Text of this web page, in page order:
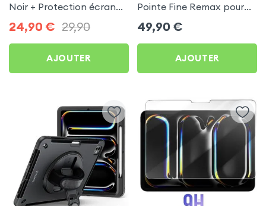
Noir + Protection écran
pour Apple iPad Pro 11'
2024
24,90 € 29,90
AJOUTER
Pointe Fine Remax pour
Apple iPad Pro 11' 2024
49,90 €
AJOUTER